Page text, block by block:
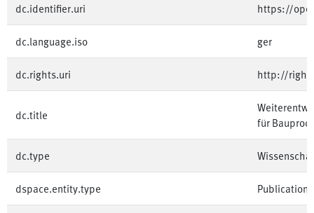
dc.identifier.uri https://
dc.language.iso ger
dc.rights.uri http://
dc.title
für
dc.type
dspace.entity.type Publication